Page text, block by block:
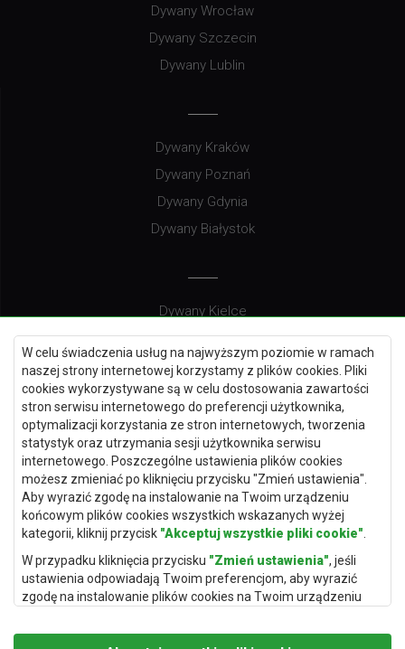
W celu świadczenia usług na najwyższym poziomie w ramach
naszej strony internetowej korzystamy z plików cookies. Pliki
cookies wykorzystywane są w celu dostosowania zawartości
stron serwisu internetowego do preferencji użytkownika,
optymalizacji korzystania ze stron internetowych, tworzenia
statystyk oraz utrzymania sesji użytkownika serwisu
internetowego. Poszczególne ustawienia plików cookies
możesz zmieniać po kliknięciu przycisku "Zmień ustawienia".
Aby wyrazić zgodę na instalowanie na Twoim urządzeniu
końcowym plików cookies wszystkich wskazanych wyżej
kategorii, kliknij przycisk "Akceptuj wszystkie pliki cookie"
W przypadku kliknięcia przycisku "Zmień ustawienia", jeśli
ustawienia odpowiadają Twoim preferencjom, aby wyrazić
zgodę na instalowanie plików cookies na Twoim urządzeniu
"Zapisz i zaakceptuj".
Dywany Wrocław
Dywany Szczecin
Dywany Lublin
Dywany Kraków
Dywany Poznań
Dywany Gdynia
Dywany Białystok
Dywany Kielce
Dywany Gdańsk
Dywany Toruń
Dywany Bydgoszcz
Dywany Łódź
Dywany Katowice
Dywany Rzeszów
Dywany Częstochowa